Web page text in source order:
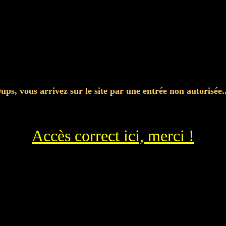
vous arrivez sur le site par une entrée non
Accès correct ici, merci !